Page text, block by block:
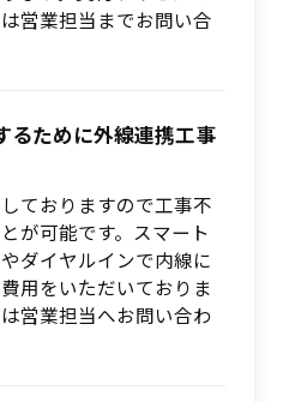
営業担当までお問い合
るために外線連携工事
ておりますので工事不
が可能です。スマート
ダイヤルインで内線に
用をいただいておりま
営業担当へお問い合わ